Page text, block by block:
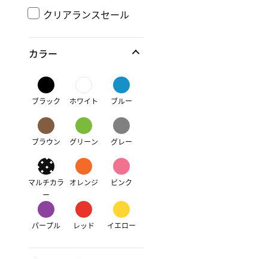
クリアランスセール
カラー
ブラック ホワイト ブルー
ブラウン グリーン グレー
マルチカラ
ー
オレンジ ピンク
パープル レッド イエロー